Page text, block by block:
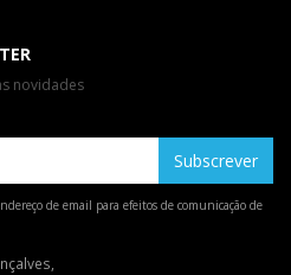
novidades
Subscrever
de email para efeitos de comunicação de